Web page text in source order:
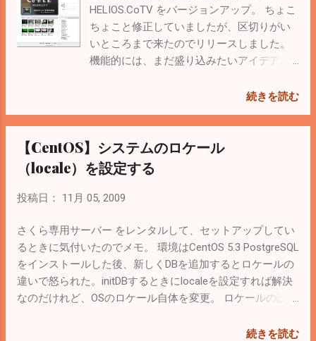
Layout」変更すると入力出来ることをMac serv...
iPod touch 2nd この組み合わせでかなり満足。フィルムを
貼るときはしっかりホコリを取ることと気泡が入らないよ
うに端からゆっくり貼るのがポイント。 ＜2009/12/27 追
記＞ シリコンケースがちょっと緩いので（かばんに押し込
HELIOS.CoTV をバージョンアップ。 ちょこ
ちょこと修正していましたが、区切りがい
いところまで来たのでリリースしました。
機能的には、まだ盛り込みたいアイデアは
タフェースの大幅な見直し。 前の画面より
みに前のバージョンは下のような感じでし
た。
続きを読む
【CentOS】システムのロケール
（locale）を設定する
投稿日： 11月 05, 2009
さくら専用サーバー をレンタルして、セットアップしてい
るときに気付いたのでメモ。 環境はCentOS 5.3 PostgreSQL
をインストールした後、新しくDBを追加するとロケールの
違いで怒られた。initDBするときにlocaleを設定すれば解決
なのだけれど、OSのロケール自体を変更。 ロケールの設定
LANG="ja_JP.UTF-8" これで再度ログインすればOK。元はな
続きを読む